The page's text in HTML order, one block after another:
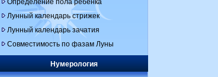
Определение пола ребенка
Лунный календарь стрижек
Лунный календарь зачатия
Совместимость по фазам Луны
Нумерология